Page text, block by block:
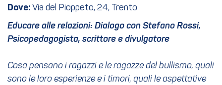
Dove: Via del Pioppeto, 24, Trento
Educare alle relazioni: Dialogo con Stefano Rossi,
Psicopedagogista, scrittore e divulgatore
Cosa pensano i ragazzi e le ragazze del bullismo, quali
sono le loro esperienze e i timori, quali le aspettative